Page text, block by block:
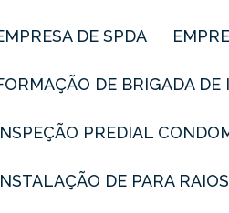
EMPRESA DE SPDA
FORMAÇÃO DE BRIGADA
INSPEÇÃO PREDIAL
INSTALAÇÃO DE PARA